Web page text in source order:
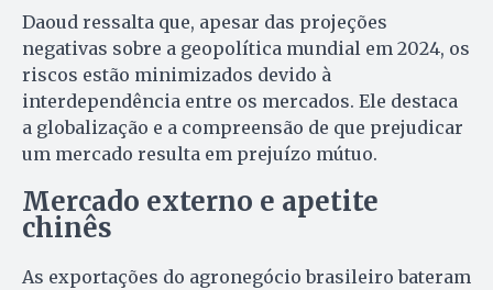
Daoud ressalta que, apesar das projeções
negativas sobre a geopolítica mundial em 2024, os
riscos estão minimizados devido à
interdependência entre os mercados. Ele destaca
a globalização e a compreensão de que prejudicar
um mercado resulta em prejuízo mútuo.
Mercado externo e apetite
chinês
As exportações do agronegócio brasileiro bateram